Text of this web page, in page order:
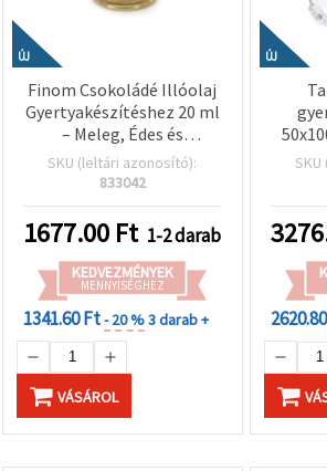
ÚJ
Finom Csokoládé Illóolaj
Gyertyakészítéshez 20 ml
– Meleg, Édes és
Otthonos Aromával
Alkotásaidhoz
SKU (leltári azonosító):
833042
1677.00 Ft 1-2 darab
KEDVEZMÉNYEK
MENNYISÉGHEZ
1341.60 Ft- 20 %3 darab +
VÁSÁROL
ÚJ